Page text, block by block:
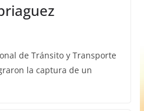
de Tránsito y Transporte
la captura de un